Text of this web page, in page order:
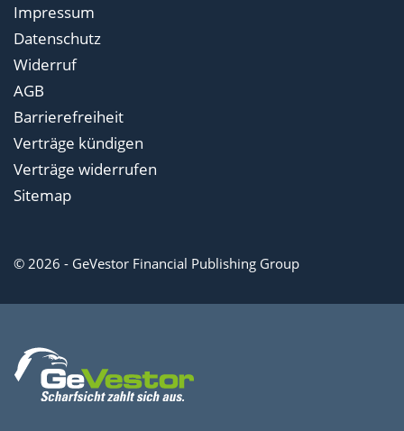
Impressum
Datenschutz
Widerruf
AGB
Barrierefreiheit
Verträge kündigen
Verträge widerrufen
Sitemap
© 2026 - GeVestor Financial Publishing Group